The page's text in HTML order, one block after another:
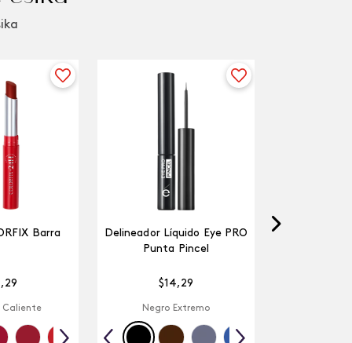
Barra
, 29
Caliente
Delineador Líquido Eye PRO
Punta Pincel
$14, 29
Negro Extremo